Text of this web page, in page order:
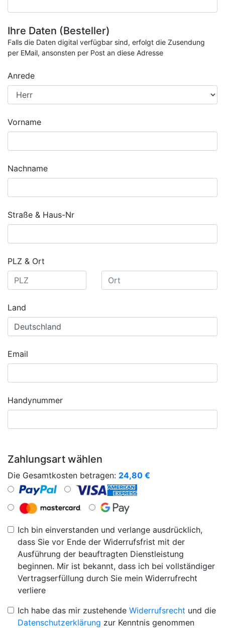
Ihre Daten (Besteller)
Falls die Daten digital verfügbar sind, erfolgt die Zusendung
per EMail, ansonsten per Post an diese Adresse
Anrede
Vorname
Nachname
Straße & Haus-Nr
PLZ & Ort
Land
Email
Handynummer
Zahlungsart wählen
Die Gesamtkosten betragen: 24,80 €
Ich bin einverstanden und verlange ausdrücklich,
dass Sie vor Ende der Widerrufsfrist mit der
Ausführung der beauftragten Dienstleistung
beginnen. Mir ist bekannt, dass ich bei vollständiger
Vertragserfüllung durch Sie mein Widerrufrecht
verliere
Ich habe das mir zustehende Widerrufsrecht und die
Datenschutzerklärung zur Kenntnis genommen